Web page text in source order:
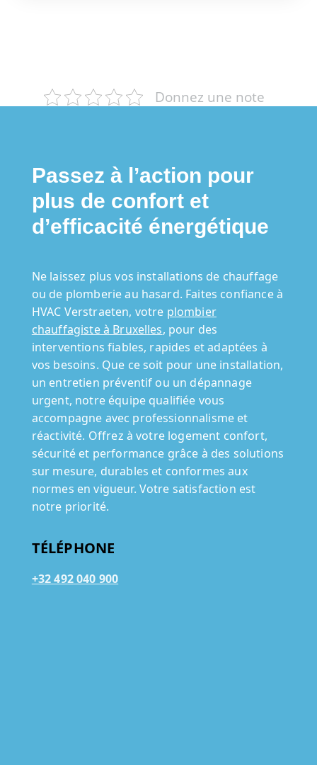
Donnez une note
Passez à l’action pour
plus de confort et
d’efficacité énergétique
Ne laissez plus vos installations de chauffage
ou de plomberie au hasard. Faites confiance à
HVAC Verstraeten, votre plombier
chauffagiste à Bruxelles, pour des
interventions fiables, rapides et adaptées à
vos besoins. Que ce soit pour une installation,
un entretien préventif ou un dépannage
urgent, notre équipe qualifiée vous
accompagne avec professionnalisme et
réactivité. Offrez à votre logement confort,
sécurité et performance grâce à des solutions
sur mesure, durables et conformes aux
normes en vigueur. Votre satisfaction est
notre priorité.
TÉLÉPHONE
+32 492 040 900